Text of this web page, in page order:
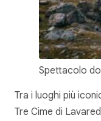
Spettacolo
Tra i luoghi più
Tre Cime di